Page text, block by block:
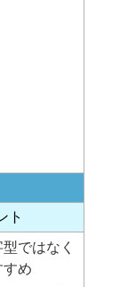
ト
ではなく
すめ